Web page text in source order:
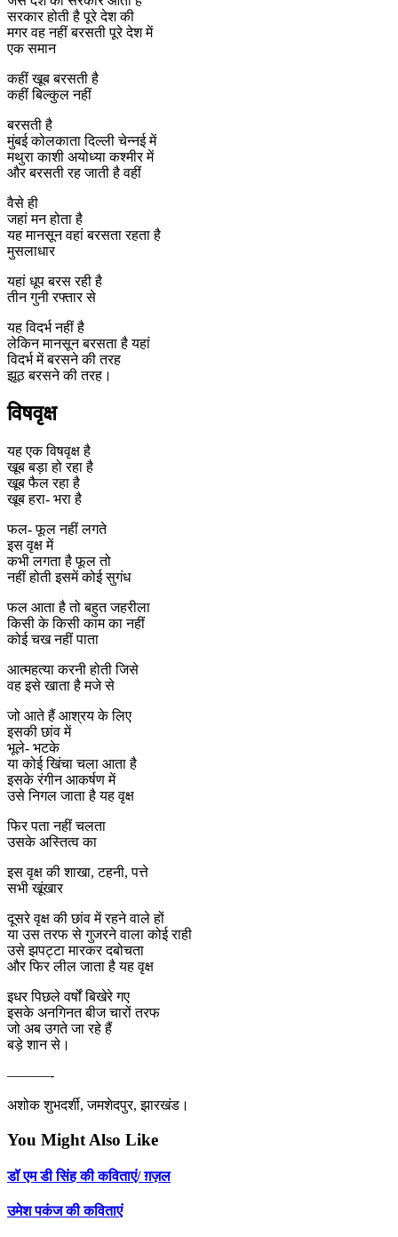
सरकार होती है पूरे देश की
मगर वह नहीं बरसती पूरे देश में
एक समान
कहीं खूब बरसती है
कहीं बिल्कुल नहीं
बरसती है
मुंबई कोलकाता दिल्ली चेन्नई में
मथुरा काशी अयोध्या कश्मीर में
और बरसती रह जाती है वहीं
वैसे ही
जहां मन होता है
यह मानसून वहां बरसता रहता है
मुसलाधार
यहां धूप बरस रही है
तीन गुनी रफ्तार से
यह विदर्भ नहीं है
लेकिन मानसून बरसता है यहां
विदर्भ में बरसने की तरह
झूठ बरसने की तरह।
विषवृक्ष
यह एक विषवृक्ष है
खूब बड़ा हो रहा है
खूब फैल रहा है
खूब हरा- भरा है
फल- फूल नहीं लगते
इस वृक्ष में
कभी लगता है फूल तो
नहीं होती इसमें कोई सुगंध
फल आता है तो बहुत जहरीला
किसी के किसी काम का नहीं
कोई चख नहीं पाता
आत्महत्या करनी होती जिसे
वह इसे खाता है मजे से
जो आते हैं आश्रय के लिए
इसकी छांव में
भूले- भटके
या कोई खिंचा चला आता है
इसके रंगीन आकर्षण में
उसे निगल जाता है यह वृक्ष
फिर पता नहीं चलता
उसके अस्तित्व का
इस वृक्ष की शाखा, टहनी, पत्ते
सभी खूंखार
दूसरे वृक्ष की छांव में रहने वाले हों
या उस तरफ से गुजरने वाला कोई राही
उसे झपट्टा मारकर दबोचता
और फिर लील जाता है यह वृक्ष
इधर पिछले वर्षों बिखेरे गए
इसके अनगिनत बीज चारों तरफ
जो अब उगते जा रहे हैं
बड़े शान से।
———-
अशोक शुभदर्शी, जमशेदपुर, झारखंड।
You Might Also Like
डॉ एम डी सिंह की कविताएं/ ग़ज़ल
उमेश पकंज की कविताएं